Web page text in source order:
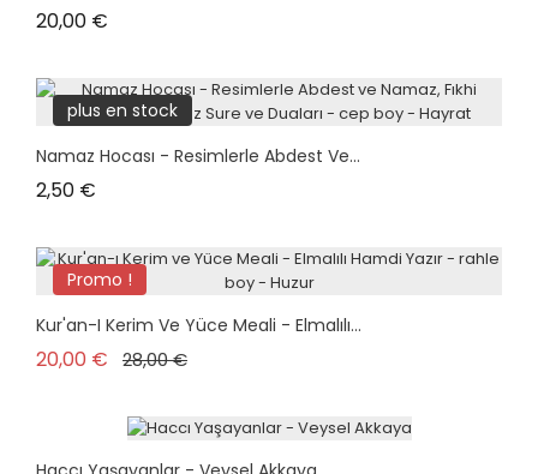
20,00 €
plus en stock
Namaz Hocası - Resimlerle Abdest Ve...
2,50 €
Promo !
plus en stock
Kur'an-I Kerim Ve Yüce Meali - Elmalılı...
20,00 € Prix de base
28,00 €Prix